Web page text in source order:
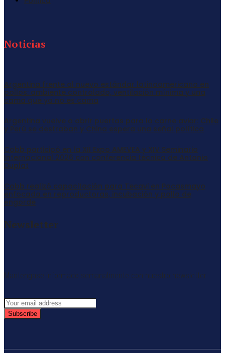
Noticias
Argentina frente al nuevo estándar latinoamericano en
pollos: ambiente controlado, ventilación mínima y una
cama que ya no es cama
Argentina vuelve a abrir puertas para la carne aviar: Chile
y Perú se destraban y China espera una señal política
Cobb participó en la XII Expo AMEVEA y XIV Seminario
Internacional 2026 con conferencia técnica de Antonio
Duplat
Cobb realizó capacitación para Tecavi en Pacasmayo
enfocada en reproductoras, incubación y pollo de
engorde
Newsletter
Mantengase informado semanalmente con nuestro newsletter
Subscribe